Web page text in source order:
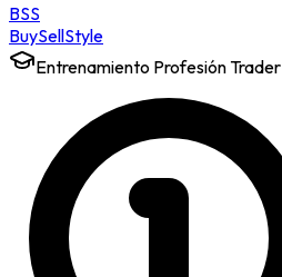
BSS
BuySellStyle
Entrenamiento Profesión Trader